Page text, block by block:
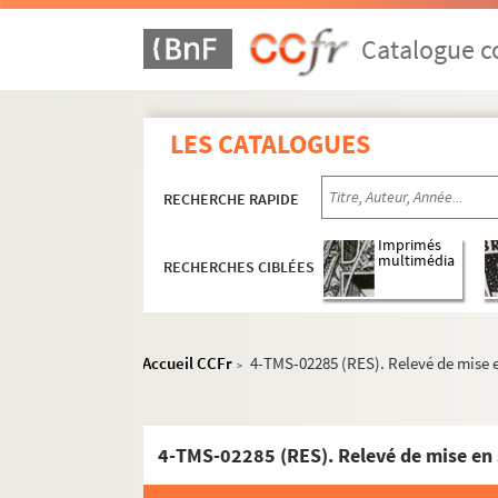
Catalogue
LES CATALOGUES
RECHERCHE RAPIDE
RECHERCHES CIBLÉES
Imprimés
multimédia
Accueil CCFr > 4-TMS-02285 (RES). Relevé de mise
4-TMS-02285 (RES). Relevé de mise en
Emile Durafour. Le pompier de victoire :
Alfred Vercourt, Jean Bever. Le pompier du
Octave Mirbeau. Le portefeuille : comédie en
Pierre Sauvil et Eric Assous. Le portefeuille.
Alexandre Fontanes. Le porteur aux Halles :
Xavier de Montépin, Jules Dornay. La
Frantz Beauvallet. Le portier du no 15 :
Henry Bataille. La possession : pièce en 4
Eugène Labiche, Édouard Martin. La poudre
Tristan Bernard. Le poulailler : comédie en 3